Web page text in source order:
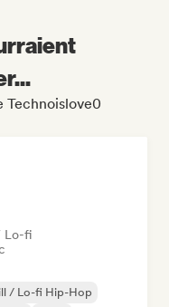
Technoislove0
Lo-fi
/ Lo-fi Hip-Hop